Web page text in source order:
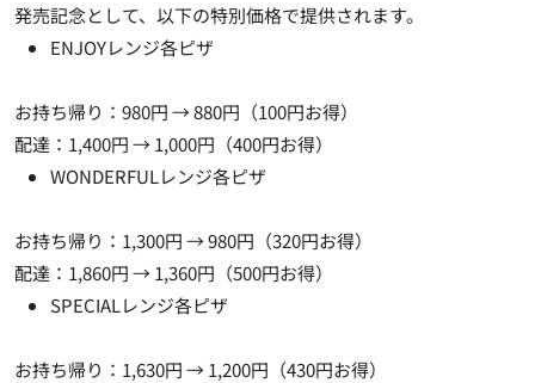
発売記念として、以下の特別価格で提供されます。
ENJOYレンジ各ピザ
お持ち帰り：980円 → 880円（100円お得）
配達：1,400円 → 1,000円（400円お得）
WONDERFULレンジ各ピザ
お持ち帰り：1,300円 → 980円（320円お得）
配達：1,860円 → 1,360円（500円お得）
SPECIALレンジ各ピザ
お持ち帰り：1,630円 → 1,200円（430円お得）